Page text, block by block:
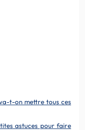
t-on mettre tous ces
astuces pour faire